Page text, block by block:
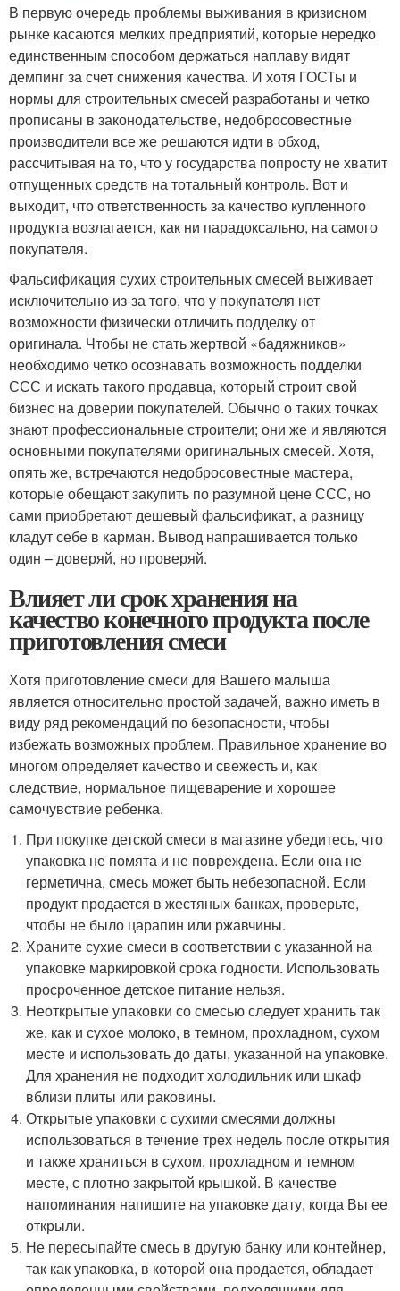
В первую очередь проблемы выживания в кризисном
рынке касаются мелких предприятий, которые нередко
единственным способом держаться наплаву видят
демпинг за счет снижения качества. И хотя ГОСТы и
нормы для строительных смесей разработаны и четко
прописаны в законодательстве, недобросовестные
производители все же решаются идти в обход,
рассчитывая на то, что у государства попросту не хватит
отпущенных средств на тотальный контроль. Вот и
выходит, что ответственность за качество купленного
продукта возлагается, как ни парадоксально, на самого
покупателя.
Фальсификация сухих строительных смесей выживает
исключительно из-за того, что у покупателя нет
возможности физически отличить подделку от
оригинала. Чтобы не стать жертвой «бадяжников»
необходимо четко осознавать возможность подделки
ССС и искать такого продавца, который строит свой
бизнес на доверии покупателей. Обычно о таких точках
знают профессиональные строители; они же и являются
основными покупателями оригинальных смесей. Хотя,
опять же, встречаются недобросовестные мастера,
которые обещают закупить по разумной цене ССС, но
сами приобретают дешевый фальсификат, а разницу
кладут себе в карман. Вывод напрашивается только
один – доверяй, но проверяй.
Влияет ли срок хранения на
качество конечного продукта после
приготовления смеси
Хотя приготовление смеси для Вашего малыша
является относительно простой задачей, важно иметь в
виду ряд рекомендаций по безопасности, чтобы
избежать возможных проблем. Правильное хранение во
многом определяет качество и свежесть и, как
следствие, нормальное пищеварение и хорошее
самочувствие ребенка.
При покупке детской смеси в магазине убедитесь, что
упаковка не помята и не повреждена. Если она не
герметична, смесь может быть небезопасной. Если
продукт продается в жестяных банках, проверьте,
чтобы не было царапин или ржавчины.
Храните сухие смеси в соответствии с указанной на
упаковке маркировкой срока годности. Использовать
просроченное детское питание нельзя.
Неоткрытые упаковки со смесью следует хранить так
же, как и сухое молоко, в темном, прохладном, сухом
месте и использовать до даты, указанной на упаковке.
Для хранения не подходит холодильник или шкаф
вблизи плиты или раковины.
Открытые упаковки с сухими смесями должны
использоваться в течение трех недель после открытия
и также храниться в сухом, прохладном и темном
месте, с плотно закрытой крышкой. В качестве
напоминания напишите на упаковке дату, когда Вы ее
открыли.
Не пересыпайте смесь в другую банку или контейнер,
так как упаковка, в которой она продается, обладает